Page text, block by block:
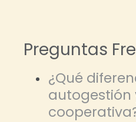
Preguntas
¿Qué
autogestión